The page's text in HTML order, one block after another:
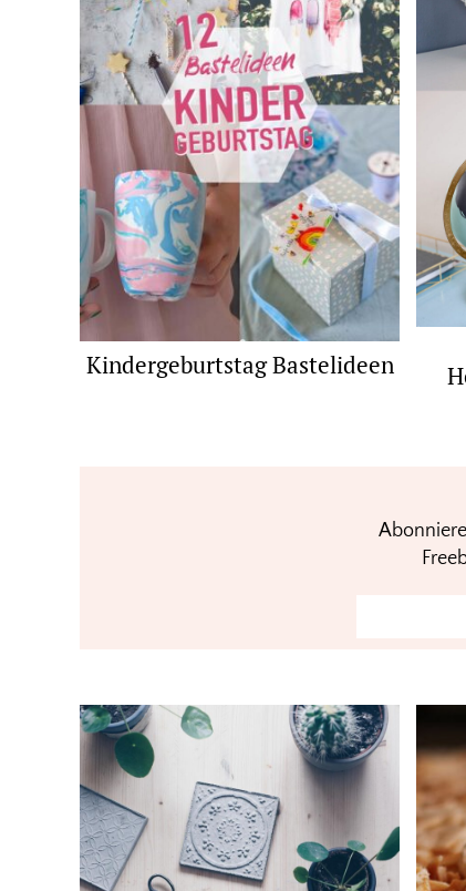
Kindergeburtstag Bastelideen